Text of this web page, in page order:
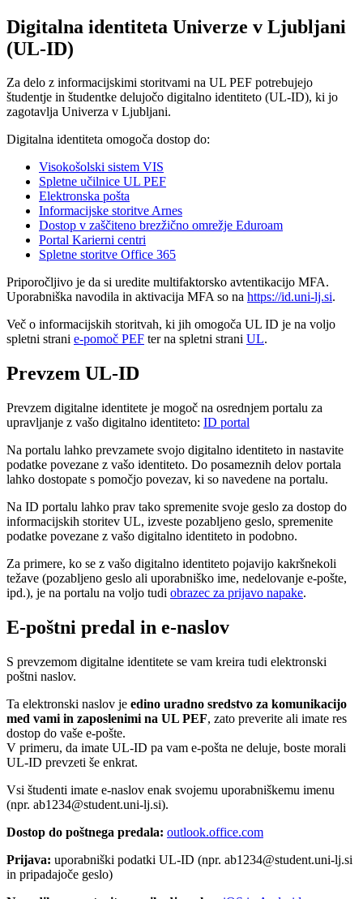
Digitalna identiteta Univerze v Ljubljani
(UL-ID)
Za delo z informacijskimi storitvami na UL PEF potrebujejo
študentje in študentke delujočo digitalno identiteto (UL-ID), ki jo
zagotavlja Univerza v Ljubljani.
Digitalna identiteta omogoča dostop do:
Visokošolski sistem VIS
Spletne učilnice UL PEF
Elektronska pošta
Informacijske storitve Arnes
Dostop v zaščiteno brezžično omrežje Eduroam
Portal Karierni centri
Spletne storitve Office 365
Priporočljivo je da si uredite multifaktorsko avtentikacijo MFA.
Uporabniška navodila in aktivacija MFA so na https://id.uni-lj.si.
Več o informacijskih storitvah, ki jih omogoča UL ID je na voljo
spletni strani e-pomoč PEF ter na spletni strani UL.
Prevzem UL-ID
Prevzem digitalne identitete je mogoč na osrednjem portalu za
upravljanje z vašo digitalno identiteto: ID portal
Na portalu lahko prevzamete svojo digitalno identiteto in nastavite
podatke povezane z vašo identiteto. Do posameznih delov portala
lahko dostopate s pomočjo povezav, ki so navedene na portalu.
Na ID portalu lahko prav tako spremenite svoje geslo za dostop do
informacijskih storitev UL, izveste pozabljeno geslo, spremenite
podatke povezane z vašo digitalno identiteto in podobno.
Za primere, ko se z vašo digitalno identiteto pojavijo kakršnekoli
težave (pozabljeno geslo ali uporabniško ime, nedelovanje e-pošte,
ipd.), je na portalu na voljo tudi obrazec za prijavo napake.
E-poštni predal in e-naslov
S prevzemom digitalne identitete se vam kreira tudi elektronski
poštni naslov.
Ta elektronski naslov je edino uradno sredstvo za komunikacijo
med vami in zaposlenimi na UL PEF, zato preverite ali imate res
dostop do vaše e-pošte.
V primeru, da imate UL-ID pa vam e-pošta ne deluje, boste morali
UL-ID prevzeti še enkrat.
Vsi študenti imate e-naslov enak svojemu uporabniškemu imenu
(npr. ab1234@student.uni-lj.si).
Dostop do poštnega predala: outlook.office.com
Prijava: uporabniški podatki UL-ID (npr. ab1234@student.uni-lj.si
in pripadajoče geslo)